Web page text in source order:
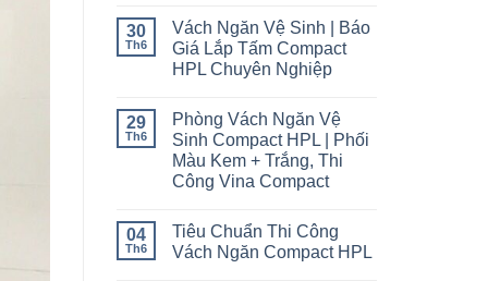
30
Th6
Vách Ngăn Vệ Sinh | Báo
Giá Lắp Tấm Compact
HPL Chuyên Nghiệp
29
Th6
Phòng Vách Ngăn Vệ
Sinh Compact HPL | Phối
Màu Kem + Trắng, Thi
Công Vina Compact
04
Th6
Tiêu Chuẩn Thi Công
Vách Ngăn Compact HPL